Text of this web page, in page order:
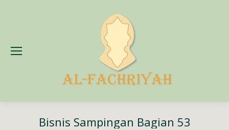
Bisnis Sampingan Bagian 53